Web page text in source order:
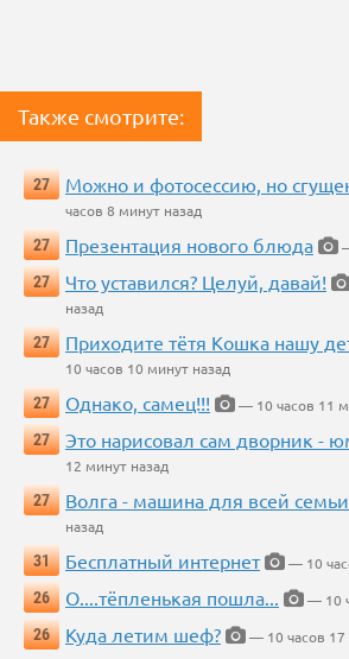
Также смотрите:
27 Можно и фотосессию, но
часов 8 минут назад
27
Презентация нового блюда
27
Что уставился? Целуй, давай!
назад
27
Приходите тётя Кошка нашу
10 часов 10 минут назад
27
Однако, самец!!!
— 10 часов 11
27
Это нарисовал сам дворник -
12 минут назад
27
Волга - машина для всей семьи
назад
31
Бесплатный интернет
— 10
26
О....тёпленькая пошла...
— 10
26
Куда летим шеф? — 10 часов 17